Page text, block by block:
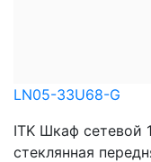
LN05-33U68-G
ITK Шкаф сетевой
стеклянная